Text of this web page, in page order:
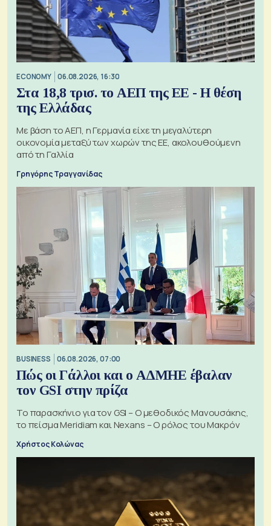
ECONOMY 06.08.2026, 16:30
Στα 18,8 τρισ. το ΑΕΠ της ΕΕ - Η θέση
της Ελλάδας
Με βάση το ΑΕΠ, η Γερμανία είχε τη μεγαλύτερη
οικονομία μεταξύ των χωρών της ΕΕ, ακολουθούμενη
από τη Γαλλία
Γρηγόρης Τραγγανίδας
BUSINESS 06.08.2026, 07:00
Πώς οι Γάλλοι και ο ΑΔΜΗΕ έβαλαν
τον GSI στην πρίζα
Το παρασκήνιο για τον GSI – Ο μεθοδικός Μανουσάκης,
το πείσμα Meridiam και Nexans – Ο ρόλος του Μακρόν
Χρήστος Κολώνας